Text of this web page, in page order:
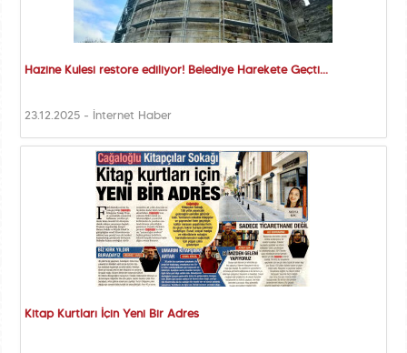
Hazine Kulesi restore ediliyor! Belediye Harekete Geçti...
23.12.2025 - İnternet Haber
Kitap Kurtları İçin Yeni Bir Adres